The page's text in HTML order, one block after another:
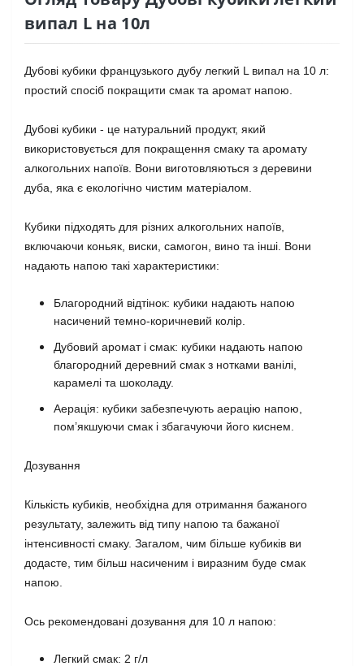
випал L на 10л
Дубові кубики французького дубу легкий L випал на 10 л:
простий спосіб покращити смак та аромат напою.
Дубові кубики - це натуральний продукт, який
використовується для покращення смаку та аромату
алкогольних напоїв. Вони виготовляються з деревини
дуба, яка є екологічно чистим матеріалом.
Кубики підходять для різних алкогольних напоїв,
включаючи коньяк, виски, самогон, вино та інші. Вони
надають напою такі характеристики:
Благородний відтінок: кубики надають напою
насичений темно-коричневий колір.
Дубовий аромат і смак: кубики надають напою
благородний деревний смак з нотками ванілі,
карамелі та шоколаду.
Аерація: кубики забезпечують аерацію напою,
пом’якшуючи смак і збагачуючи його киснем.
Дозування
Кількість кубиків, необхідна для отримання бажаного
результату, залежить від типу напою та бажаної
інтенсивності смаку. Загалом, чим більше кубиків ви
додасте, тим більш насиченим і виразним буде смак
напою.
Ось рекомендовані дозування для 10 л напою:
Легкий смак: 2 г/л